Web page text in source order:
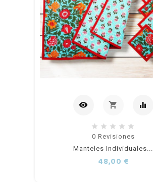
visibility shopping_cart
out of
stock
equalizer
0 Revisiones
Manteles Individuales...
48,00 €Precio